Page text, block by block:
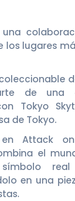
una
los lugares
de una
Tokyo
de Tokyo.
en Attack
el
en una